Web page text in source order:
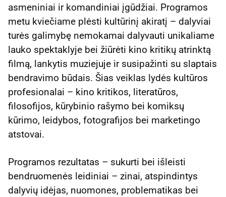
asmeniniai ir komandiniai įgūdžiai. Programos
metu kviečiame plėsti kultūrinį akiratį – dalyviai
turės galimybę nemokamai dalyvauti unikaliame
lauko spektaklyje bei žiūrėti kino kritikų atrinktą
filmą, lankytis muziejuje ir susipažinti su slaptais
bendravimo būdais. Šias veiklas lydės kultūros
profesionalai – kino kritikos, literatūros,
filosofijos, kūrybinio rašymo bei komiksų
kūrimo, leidybos, fotografijos bei marketingo
atstovai.
Programos rezultatas – sukurti bei išleisti
bendruomenės leidiniai – zinai, atspindintys
dalyvių idėjas, nuomones, problematikas bei